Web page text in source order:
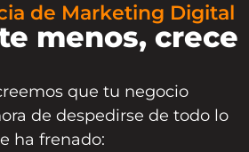
de Marketing Digital
menos, crece
que tu negocio
de despedirse de todo lo
ha frenado: